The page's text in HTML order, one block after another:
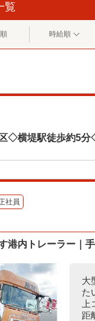
覧
時給順
区◇横堤駅徒歩約5
社員
港内トレーラー｜
大
た
距